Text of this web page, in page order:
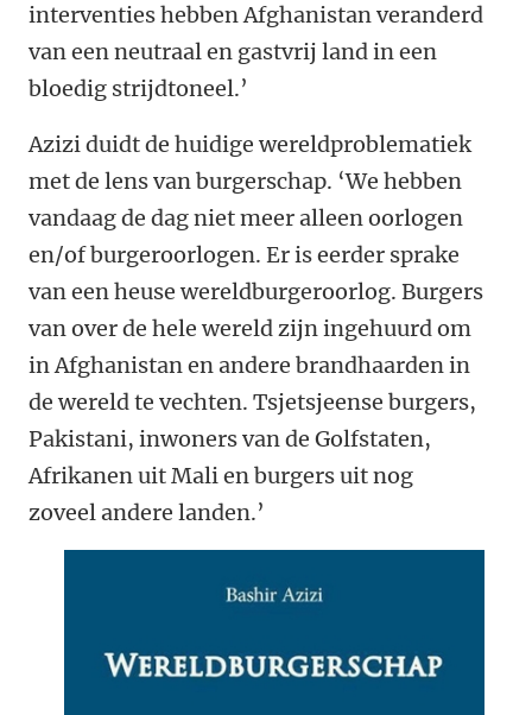
interventies hebben Afghanistan veranderd
van een neutraal en gastvrij land in een
bloedig strijdtoneel.’
Azizi duidt de huidige wereldproblematiek
met de lens van burgerschap. ‘We hebben
vandaag de dag niet meer alleen oorlogen
en/of burgeroorlogen. Er is eerder sprake
van een heuse wereldburgeroorlog. Burgers
van over de hele wereld zijn ingehuurd om
in Afghanistan en andere brandhaarden in
de wereld te vechten. Tsjetsjeense burgers,
Pakistani, inwoners van de Golfstaten,
Afrikanen uit Mali en burgers uit nog
zoveel andere landen.’